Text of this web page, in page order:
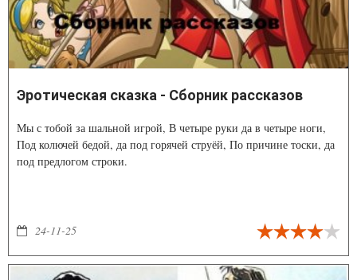
Эротическая сказка - Сборник рассказов
Мы с тобой за шальной игрой, В четыре руки да в четыре ноги,
Под колючей бедой, да под горячей струёй, По причине тоски, да
под предлогом строки.
24-11-25